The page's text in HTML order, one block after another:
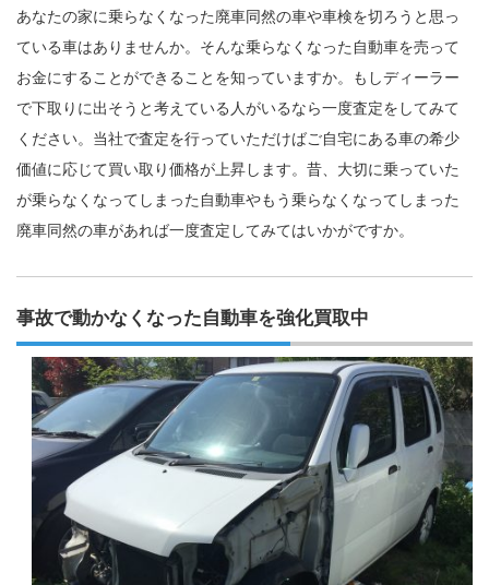
あなたの家に乗らなくなった廃車同然の車や車検を切ろうと思っ
ている車はありませんか。そんな乗らなくなった自動車を売って
お金にすることができることを知っていますか。もしディーラー
で下取りに出そうと考えている人がいるなら一度査定をしてみて
ください。当社で査定を行っていただけばご自宅にある車の希少
価値に応じて買い取り価格が上昇します。昔、大切に乗っていた
が乗らなくなってしまった自動車やもう乗らなくなってしまった
廃車同然の車があれば一度査定してみてはいかがですか。
事故で動かなくなった自動車を強化買取中